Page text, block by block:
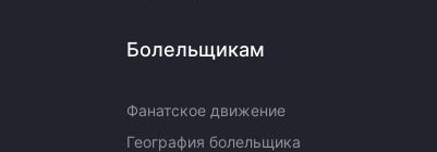
Болельщикам
Фанатское движение
География болельщика